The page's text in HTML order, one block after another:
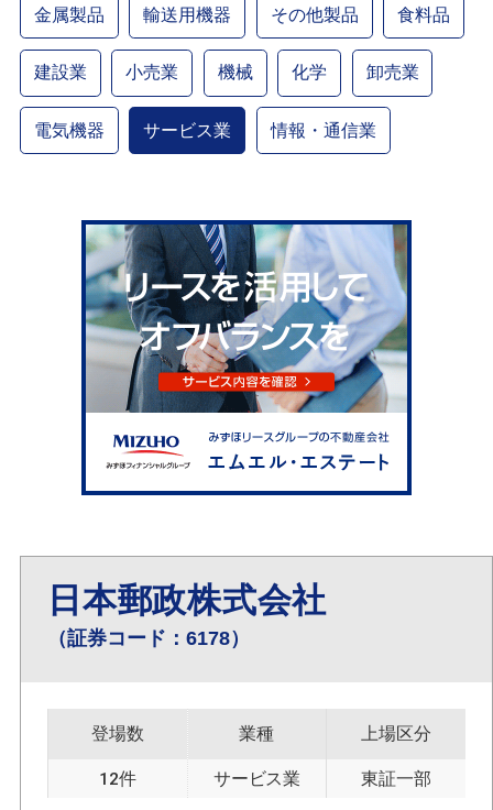
金属製品 輸送用機器 その他製品 食料品
建設業 小売業 機械 化学 卸売業
電気機器 サービス業 情報・通信業
日本郵政株式会社
（証券コード：6178）
登場数
12件
業種
サービス業
上場区分
東証一部